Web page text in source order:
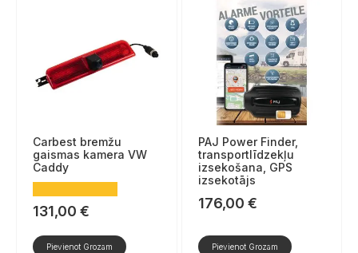
Carbest bremžu
gaismas kamera VW
Caddy
131,00 €
Pievienot Grozam
PAJ Power Finder,
transportlīdzekļu
izsekošana, GPS
izsekotājs
176,00 €
Pievienot Grozam